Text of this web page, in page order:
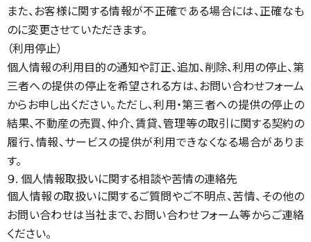
また、お客様に関する情報が不正確である場合には、正確なも
のに変更させていただきます。
（利用停止）
個人情報の利用目的の通知や訂正、追加、削除、利用の停止、第
三者への提供の停止を希望される方は、お問い合わせフォーム
からお申し出ください。ただし、利用・第三者への提供の停止の
結果、不動産の売買、仲介、賃貸、管理等の取引に関する契約の
履行、情報、サービスの提供が利用できなくなる場合がありま
す。
９. 個人情報取扱いに関する相談や苦情の連絡先
個人情報の取扱いに関するご質問やご不明点、苦情、その他の
お問い合わせは当社まで、お問い合わせフォーム等からご連絡
ください。